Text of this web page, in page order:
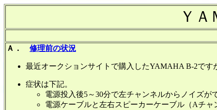
Ｙ
Ａ． 修理前の状況
最近オークションサイトで購入したYAMAHA B-2です
症状は下記。
電源投入後5～30分で左チャンネルからノイズが
電源ケーブルと左右スピーカーケーブル（Aチ